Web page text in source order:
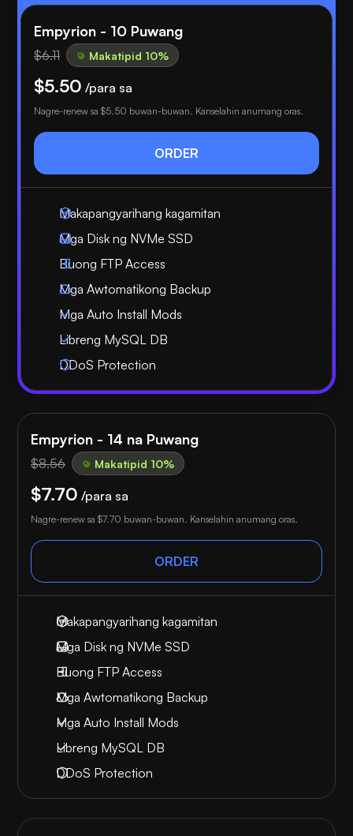
Empyrion - 10 Puwang
$6.11 Makatipid 10%
$5.50 /para sa
Nagre-renew sa $5.50 buwan-buwan. Kanselahin anumang oras.
ORDER
Makapangyarihang kagamitan
Mga Disk ng NVMe SSD
Buong FTP Access
Mga Awtomatikong Backup
Mga Auto Install Mods
Libreng MySQL DB
DDoS Protection
Empyrion - 14 na Puwang
$8.56 Makatipid 10%
$7.70 /para sa
Nagre-renew sa $7.70 buwan-buwan. Kanselahin anumang oras.
ORDER
Makapangyarihang kagamitan
Mga Disk ng NVMe SSD
Buong FTP Access
Mga Awtomatikong Backup
Mga Auto Install Mods
Libreng MySQL DB
DDoS Protection